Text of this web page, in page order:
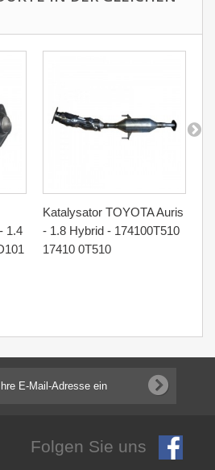
1.4
Katalysator TOYOTA Auris
- 1.8 Hybrid - 174100T510
17410 0T510
Folgen Sie uns